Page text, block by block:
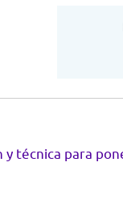
técnica para